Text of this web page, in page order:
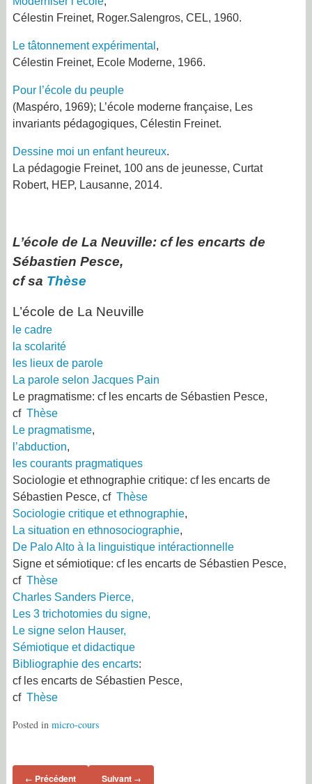
Célestin Freinet, Roger.Salengros, CEL, 1960.
Le tâtonnement expérimental ,
Célestin Freinet, Ecole Moderne, 1966.
Pour l’école du peuple
(Maspéro, 1969); L’école moderne française, Les
invariants pédagogiques, Célestin Freinet.
Dessine moi un enfant heureux.
La pédagogie Freinet, 100 ans de jeunesse, Curtat
Robert, HEP, Lausanne, 2014.
L’école de La Neuville: cf les encarts de
Sébastien Pesce,
cf sa Thèse
L’école de La Neuville
le cadre
la scolarité
les lieux de parole
La parole selon Jacques Pain
Le pragmatisme: cf les encarts de Sébastien Pesce,
cf Thèse
Le pragmatisme,
l’abduction,
les courants pragmatiques
Sociologie et ethnographie critique: cf les encarts de
Sébastien Pesce, cf Thèse
Sociologie critique et ethnographie,
La situation en ethnosociographie,
De Palo Alto à la linguistique intéractionnelle
Signe et sémiotique: cf les encarts de Sébastien Pesce,
cf Thèse
Charles Sanders Pierce,
Les 3 trichotomies du signe,
Le signe selon Hauser,
Sémiotique et didactique
Bibliographie des encarts:
cf les encarts de Sébastien Pesce,
cf Thèse
Posted in micro-cours
← Précédent Suivant →